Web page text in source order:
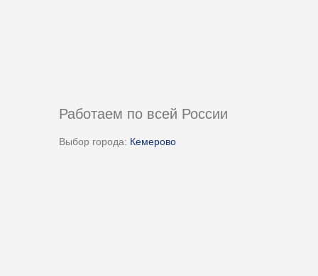
Работаем по всей России
Выбор города: Кемерово